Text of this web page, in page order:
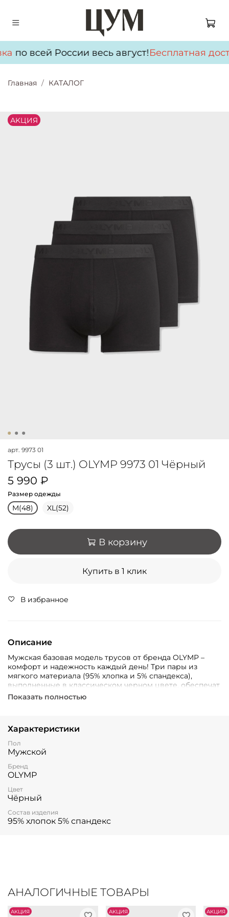
по всей России весь август!Бесплатная
Главная КАТАЛОГ
АKЦИЯ
арт. 9973 01
Трусы (3 шт.) OLYMP 9973 01 Чёрный
5 990 ₽
Размер одежды
M(48) XL(52)
В корзину
Купить в 1 клик
В избранное
Описание
Мужская базовая модель трусов от бренда OLYMP –
комфорт и надежность каждый день! Три пары из
мягкого материала (95% хлопка и 5% спандекса),
выполненные в классическом черном цвете, обеспечат
свободу движений и приятную нежность к телу
Показать полностью
Характеристики
Пол
Мужской
Бренд
OLYMP
Цвет
Чёрный
Состав изделия
95% хлопок 5% спандекс
АНАЛОГИЧНЫЕ ТОВАРЫ
АKЦИЯ АKЦИЯ АKЦИЯ